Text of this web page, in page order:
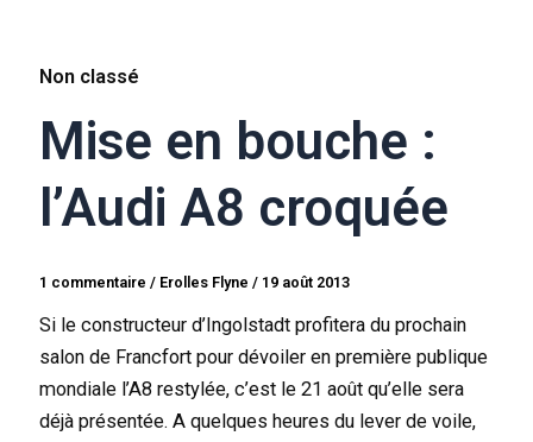
Non classé
Mise en bouche :
l’Audi A8 croquée
1 commentaire / Erolles Flyne/ 19 août 2013
Si le constructeur d’Ingolstadt profitera du prochain
salon de Francfort pour dévoiler en première publique
mondiale l’A8 restylée, c’est le 21 août qu’elle sera
déjà présentée. A quelques heures du lever de voile,